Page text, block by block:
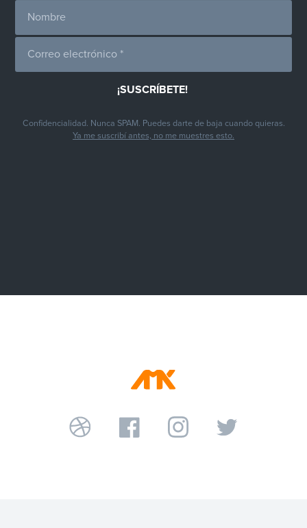
Confidencialidad. Nunca SPAM. Puedes darte de baja cuando quieras.
Ya me suscribí antes, no me muestres esto.